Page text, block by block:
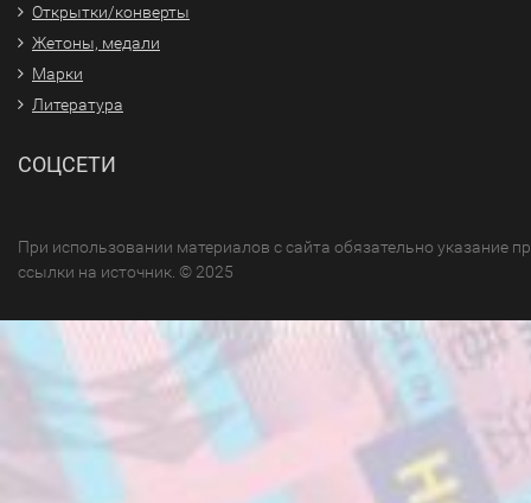
Открытки/конверты
Жетоны, медали
Марки
Литература
СОЦСЕТИ
При использовании материалов с сайта обязательно указание
ссылки на источник. © 2025